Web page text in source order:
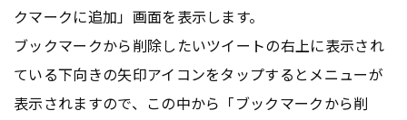
クマークに追加」画面を表示します。
ブックマークから削除したいツイートの右上に表示され
ている下向きの矢印アイコンをタップするとメニューが
表示されますので、この中から「ブックマークから削